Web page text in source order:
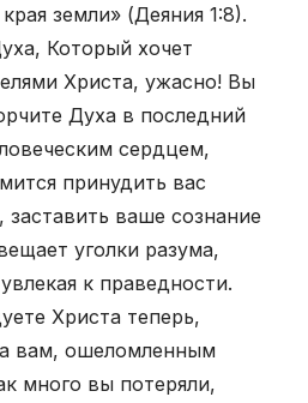
земли» (Деяния 1:8).
Который хочет
Христа, ужасно! Вы
Духа в последний
сердцем,
принудить вас
заставить ваше сознание
уголки разума,
к праведности.
Христа теперь,
вам, ошеломленным
много вы потеряли,